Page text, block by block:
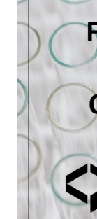
Programa
PyMEs
https://
VER MÁS